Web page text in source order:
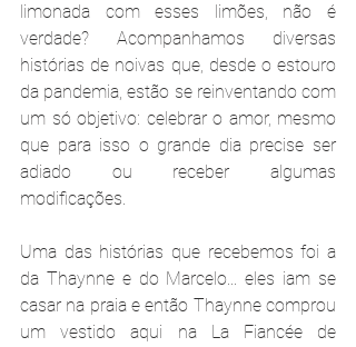
limonada com esses limões, não é
verdade? Acompanhamos diversas
histórias de noivas que, desde o estouro
da pandemia, estão se reinventando com
um só objetivo: celebrar o amor, mesmo
que para isso o grande dia precise ser
adiado ou receber algumas
modificações.
Uma das histórias que recebemos foi a
da Thaynne e do Marcelo... eles iam se
casar na praia e então Thaynne comprou
um vestido aqui na La Fiancée de